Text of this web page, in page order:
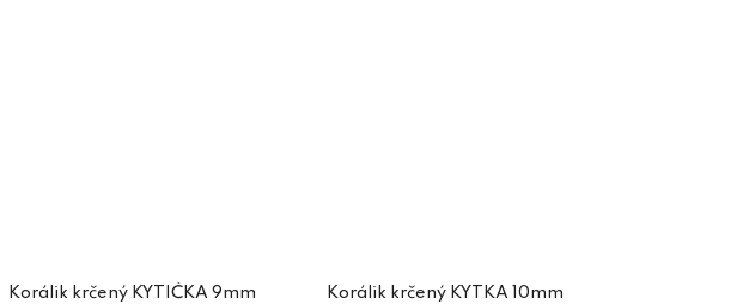
Korálik krčený KYTIČKA 9mm
Korálik krčený KYTKA 10mm